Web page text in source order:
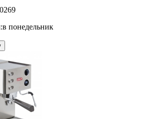
в понедельник